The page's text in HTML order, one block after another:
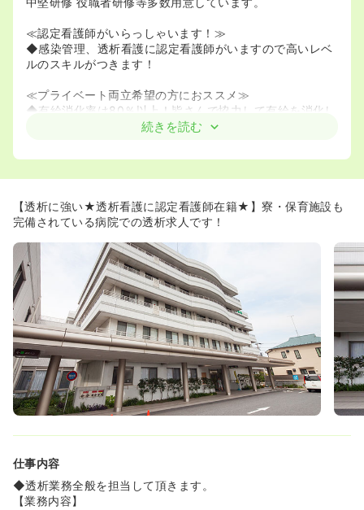
≪認定看護師がいらっしゃいます！≫
◆感染管理、透析看護に認定看護師がいますので高いレベ
ルのスキルがつきます！
≪プライベート両立希望の方におススメ≫
◆有給消化率は80％以上！皆さんで協力して有給を消化し
ようという風土があります。希望休も叶いやすいため、プ
◆有給や公休を合わせ連休を取得することが出来ます！中
◆勤務時間はなんと実動7時間！多少残業があったとして
も、拘束時間が長くなり過ぎることはありません！
への負担が軽減されています。
≪ママさんナースも活躍しています≫
◆院内に夜間保育施設を完備しています。子育てをしなが
ら仕事にも集中できる環境が整っています。
◆小さいお子様がいらっしゃる方に関しては、残業を免除
するといった考慮もして頂ける環境です。
◆産休・育休取得後は、日勤常勤や日勤パートなど、希望
に合わせて幅広い働き方が可能です。
≪ステップアップしたい方におススメ≫
◆認定看護師の資格取得支援制度がございます。費用は自
己負担になりますが、通学しながらも常勤雇用のまま給与
の分野に認定看護師が在籍しています。
◆同院は護師再就職支援セミナーを毎週土曜日に開催して
おりますので、ブランクがある方でもスムーズに看護業務
続きを読む
【透析に強い★透析看護に認定看護師在籍★】寮・保育施設も
完備されている病院での透析求人です！
仕事内容
◆透析業務全般を担当して頂きます。
【業務内容】